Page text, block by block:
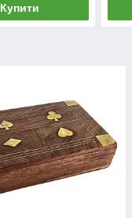
Купити